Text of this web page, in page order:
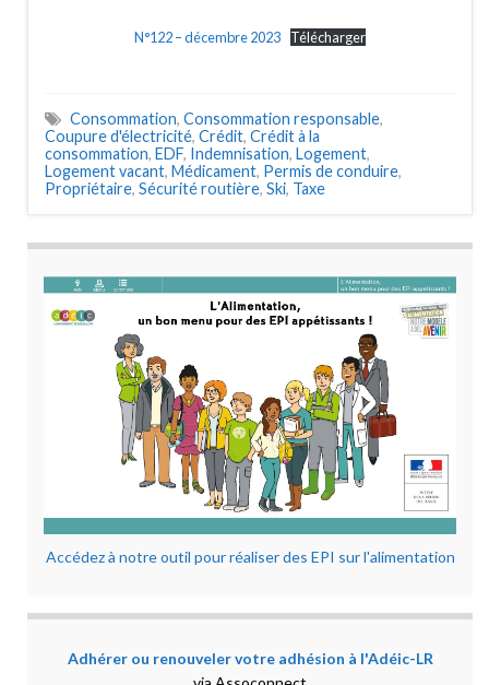
N°122 – décembre 2023 Télécharger
Consommation, Consommation responsable,
Coupure d'électricité, Crédit, Crédit à la
consommation, EDF, Indemnisation, Logement,
Logement vacant, Médicament, Permis de conduire,
Propriétaire, Sécurité routière, Ski, Taxe
Accédez à notre outil pour réaliser des EPI sur l'alimentation
Adhérer ou renouveler votre adhésion à l'Adéic-LR